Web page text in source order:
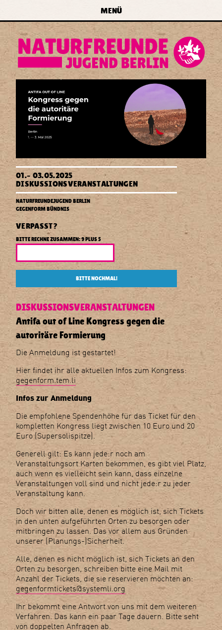
zum Inhalt springen
forum
naturfreundejugend
MENÜ
Antifa
out
of
Line
Kongress
gegen
die
autoritäre
01.– 03.05.2025
DISKUSSIONSVERANSTALTUNGEN
NATURFREUNDEJUGEND BERLIN
GEGENFORM BÜNDNIS
VERPASST?
BITTE RECHNE ZUSAMMEN: 9 PLUS 5
BITTE NOCHMAL!
DISKUSSIONSVERANSTALTUNGEN
Antifa out of Line Kongress gegen die
autoritäre Formierung
Die Anmeldung ist gestartet!
Hier findet ihr alle aktuellen Infos zum Kongress:
gegenform.tem.li
Infos zur Anmeldung
Die empfohlene Spendenhöhe für das Ticket für den
kompletten Kongress liegt zwischen 10 Euro und 20
Euro (Supersolispitze).
Generell gilt: Es kann jede:r noch am
Veranstaltungsort Karten bekommen, es gibt viel Platz,
auch wenn es vielleicht sein kann, dass einzelne
Veranstaltungen voll sind und nicht jede:r zu jeder
Veranstaltung kann.
Doch wir bitten alle, denen es möglich ist, sich Tickets
in den unten aufgeführten Orten zu besorgen oder
mitbringen zu lassen. Das vor allem aus Gründen
unserer (Planungs-)Sicherheit.
Alle, denen es nicht möglich ist, sich Tickets an den
Orten zu besorgen, schreiben bitte eine Mail mit
Anzahl der Tickets, die sie reservieren möchten an:
gegenformtickets@systemli.org
Ihr bekommt eine Antwort von uns mit dem weiteren
Verfahren. Das kann ein paar Tage dauern. Bitte seht
von doppelten Anfragen ab.